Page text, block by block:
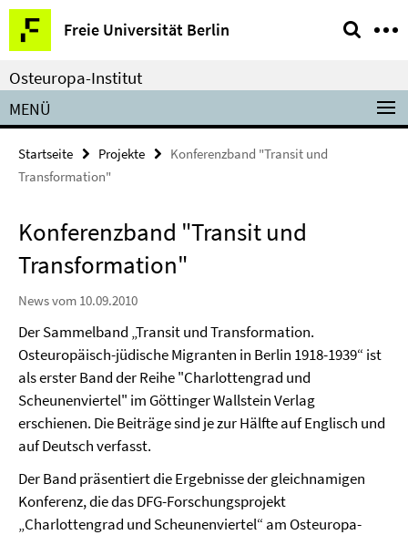
Springe
direkt
zu
Inhalt
Freie Universität Berlin
Service-
Navigation
Osteuropa-Institut
MENÜ
Startseite Projekte
Konferenzband "Transit und
Transformation"
Konferenzband "Transit und
Transformation"
News vom 10.09.2010
Der Sammelband „Transit und Transformation.
Osteuropäisch-jüdische Migranten in Berlin 1918-1939“ ist
als erster Band der Reihe "Charlottengrad und
Scheunenviertel" im Göttinger Wallstein Verlag
erschienen. Die Beiträge sind je zur Hälfte auf Englisch und
auf Deutsch verfasst.
Der Band präsentiert die Ergebnisse der gleichnamigen
Konferenz, die das DFG-Forschungsprojekt
„Charlottengrad und Scheunenviertel“ am Osteuropa-